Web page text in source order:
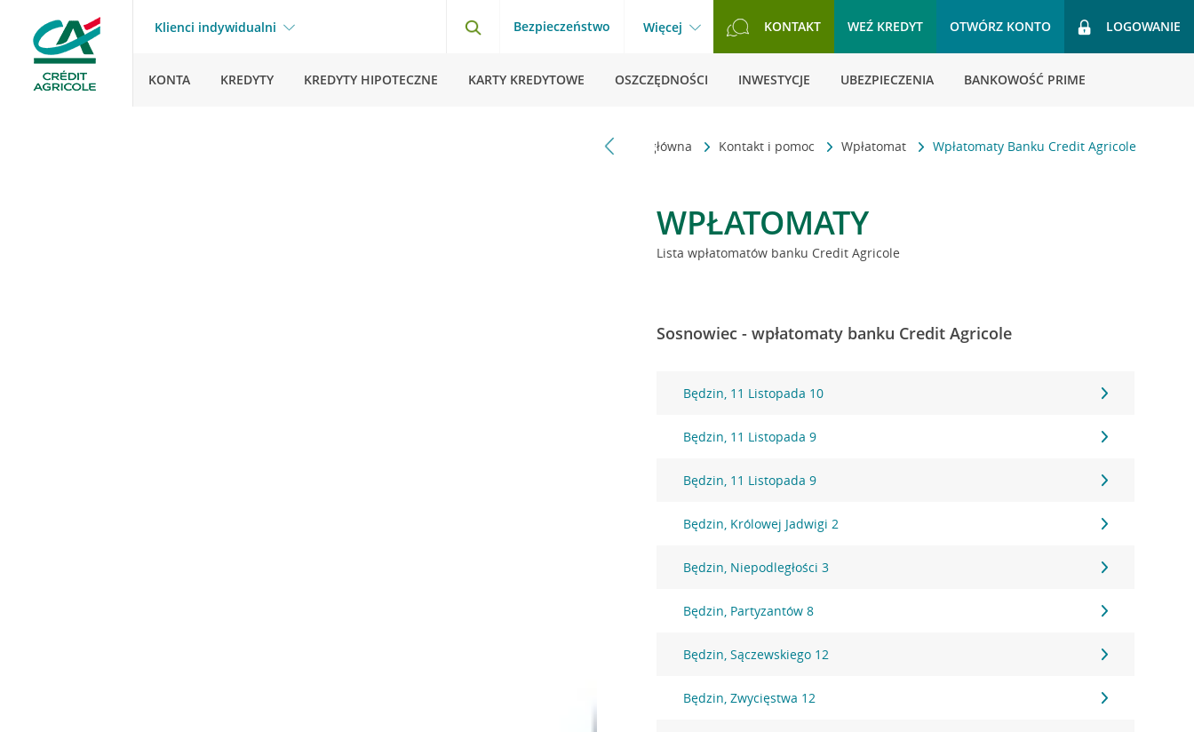
Klienci indywidualni Bezpieczeństwo Więcej KONTAKT WEŹ KREDYT OTWÓRZ KONTO LOGOWANIE
KONTA KREDYTY KREDYTY HIPOTECZNE KARTY KREDYTOWE OSZCZĘDNOŚCI INWESTYCJE UBEZPIECZENIA BANKOWOŚĆ PRIME
Strona główna Kontakt i pomoc Wpłatomat Wpłatomaty Banku Credit Agricole
WPŁATOMATY
Lista wpłatomatów banku Credit Agricole
Sosnowiec - wpłatomaty banku Credit Agricole
Będzin, 11 Listopada 10
Będzin, 11 Listopada 9
Będzin, 11 Listopada 9
Będzin, Królowej Jadwigi 2
Będzin, Niepodległości 3
Będzin, Partyzantów 8
Będzin, Sączewskiego 12
Będzin, Zwycięstwa 12